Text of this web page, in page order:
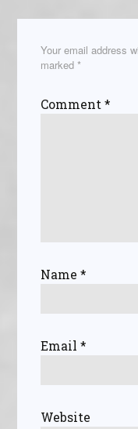
Your email address
marked*
Comment*
Name*
Email*
Website